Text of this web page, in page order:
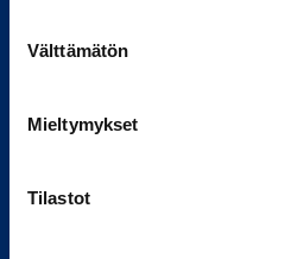
valinta
Välttämätön
Mieltymykset
Tilastot
Palvelumme